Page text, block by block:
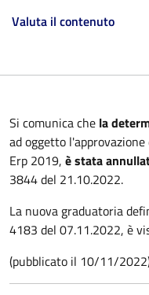
Valuta il contenuto
Si comunica che la
ad oggetto
Erp 2019, è stata
3844 del 21.10.2022.
La nuova graduatoria
4183 del 07.11.2022, è
(pubblicato il 10/11/